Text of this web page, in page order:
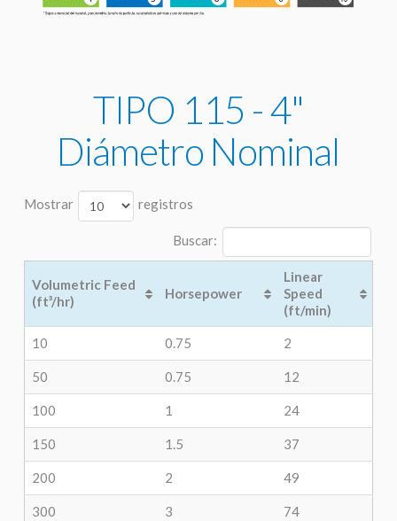
TIPO 115 - 4"
Diámetro Nominal
Mostrar registros
Buscar:
Volumetric Feed
(ft³/hr)
Horsepower
Linear
Speed
(ft/min)
10 0.75 2
50 0.75 12
100 1 24
150 1.5 37
200 2 49
300 3 74